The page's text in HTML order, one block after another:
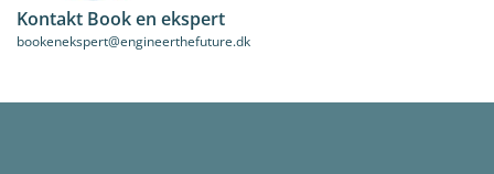
Kontakt Book en ekspert
bookenekspert@engineerthefuture.dk